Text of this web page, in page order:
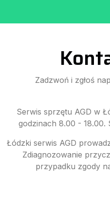
Zadzwoń i zgłoś
Serwis sprzętu AGD w
godzinach 8.00 - 18.00.
Łódzki serwis AGD
Zdiagnozowanie
przypadku zgody